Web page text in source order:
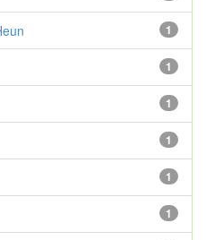
1
1
1
1
1
1